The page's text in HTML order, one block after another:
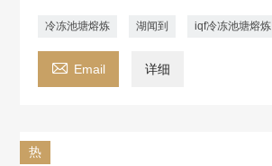
冷冻池塘熔炼 湖闻到 iqf冷冻池塘熔炼
 Email 详细
热